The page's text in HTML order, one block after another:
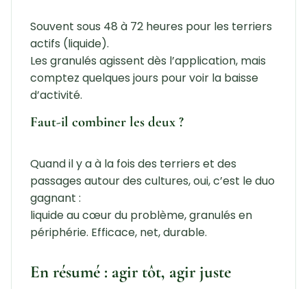
Souvent sous 48 à 72 heures pour les terriers
actifs (liquide).
Les granulés agissent dès l’application, mais
comptez quelques jours pour voir la baisse
d’activité.
Faut-il combiner les deux ?
Quand il y a à la fois des terriers et des
passages autour des cultures, oui, c’est le duo
gagnant :
liquide au cœur du problème, granulés en
périphérie. Efficace, net, durable.
En résumé : agir tôt, agir juste